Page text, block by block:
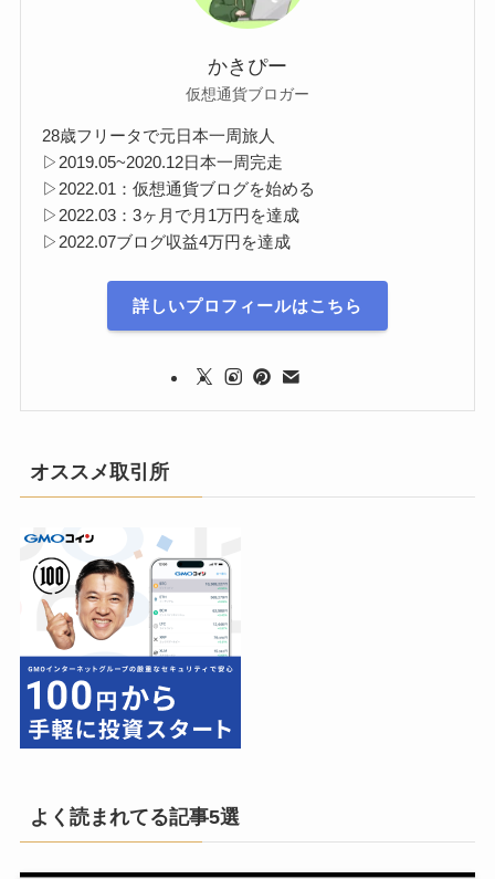
かきぴー
仮想通貨ブロガー
28歳フリータで元日本一周旅人
▷2019.05~2020.12日本一周完走
▷2022.01：仮想通貨ブログを始める
▷2022.03：3ヶ月で月1万円を達成
▷2022.07ブログ収益4万円を達成
詳しいプロフィールはこちら
オススメ取引所
よく読まれてる記事5選